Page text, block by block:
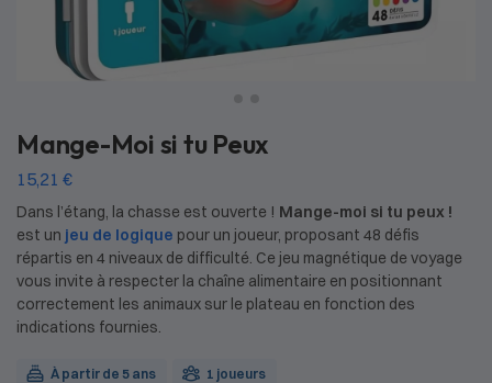
Mange-Moi si tu Peux
15,21 €
Dans l’étang, la chasse est ouverte ! Mange-moi si tu peux !
est un jeu de logique pour un joueur, proposant 48 défis
répartis en 4 niveaux de difficulté. Ce jeu magnétique de voyage
vous invite à respecter la chaîne alimentaire en positionnant
correctement les animaux sur le plateau en fonction des
indications fournies.
À partir de 5 ans 1 joueurs